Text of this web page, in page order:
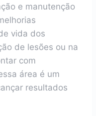
e manutenção
vida dos
de lesões ou na
com
área é um
resultados